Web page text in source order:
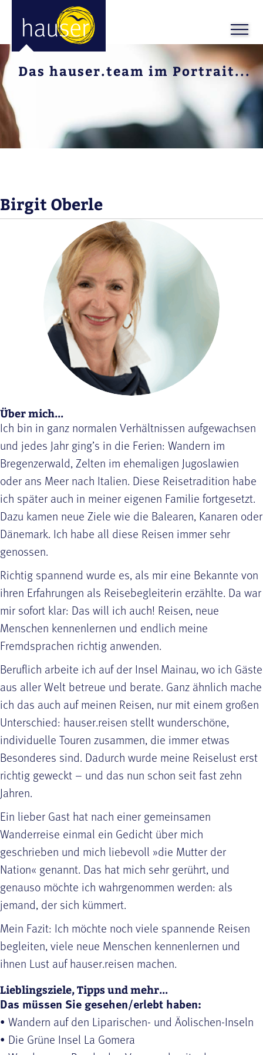
Das hauser.team im Portrait...
Birgit Oberle
Über mich...
Ich bin in ganz normalen Verhältnissen aufgewachsen
und jedes Jahr ging’s in die Ferien: Wandern im
Bregenzerwald, Zelten im ehemaligen Jugoslawien
oder ans Meer nach Italien. Diese Reisetradition habe
ich später auch in meiner eigenen Familie fortgesetzt.
Dazu kamen neue Ziele wie die Balearen, Kanaren oder
Dänemark. Ich habe all diese Reisen immer sehr
genossen.
Richtig spannend wurde es, als mir eine Bekannte von
ihren Erfahrungen als Reisebegleiterin erzählte. Da war
mir sofort klar: Das will ich auch! Reisen, neue
Menschen kennenlernen und endlich meine
Fremdsprachen richtig anwenden.
Beruflich arbeite ich auf der Insel Mainau, wo ich Gäste
aus aller Welt betreue und berate. Ganz ähnlich mache
ich das auch auf meinen Reisen, nur mit einem großen
Unterschied: hauser.reisen stellt wunderschöne,
individuelle Touren zusammen, die immer etwas
Besonderes sind. Dadurch wurde meine Reiselust erst
richtig geweckt – und das nun schon seit fast zehn
Jahren.
Ein lieber Gast hat nach einer gemeinsamen
Wanderreise einmal ein Gedicht über mich
geschrieben und mich liebevoll »die Mutter der
Nation« genannt. Das hat mich sehr gerührt, und
genauso möchte ich wahrgenommen werden: als
jemand, der sich kümmert.
Mein Fazit: Ich möchte noch viele spannende Reisen
begleiten, viele neue Menschen kennenlernen und
ihnen Lust auf hauser.reisen machen.
Lieblingsziele, Tipps und mehr...
Das müssen Sie gesehen/erlebt haben:
• Wandern auf den Liparischen- und Äolischen-Inseln
• Die Grüne Insel La Gomera